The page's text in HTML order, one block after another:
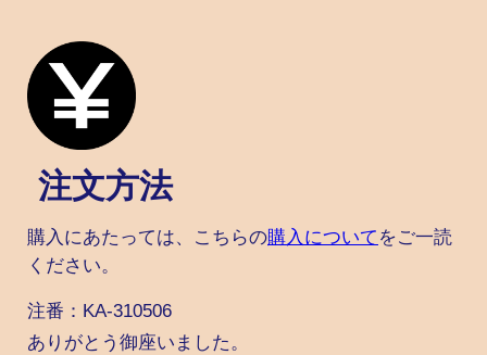
注文方法
購入にあたっては、こちらの購入について をご一読
ください。
注番：KA-310506
ありがとう御座いました。